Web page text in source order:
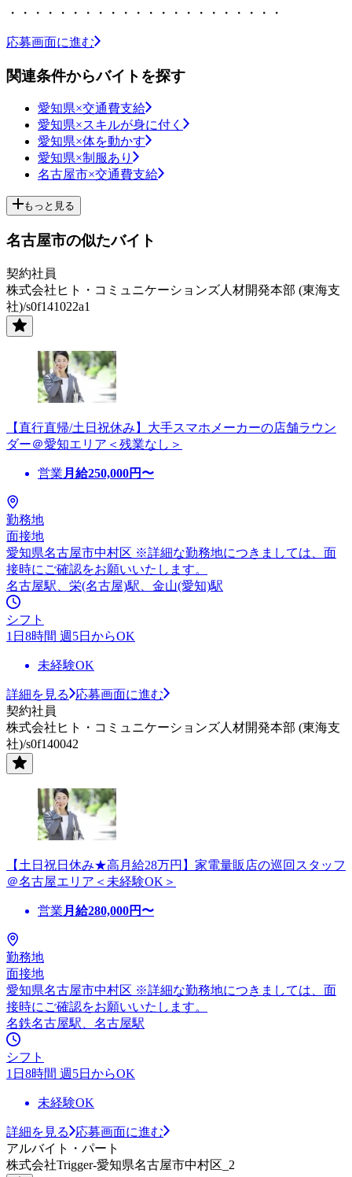
・・・・・・・・・・・・・・・・・・・・・・
応募画面に進む
関連条件からバイトを探す
愛知県×交通費支給
愛知県×スキルが身に付く
愛知県×体を動かす
愛知県×制服あり
名古屋市×交通費支給
もっと見る
名古屋市の似たバイト
契約社員
株式会社ヒト・コミュニケーションズ人材開発本部 (東海支
社)/s0f141022a1
【直行直帰/土日祝休み】大手スマホメーカーの店舗ラウン
ダー＠愛知エリア＜残業なし＞
営業 月給250,000円〜
勤務地
面接地
愛知県名古屋市中村区 ※詳細な勤務地につきましては、面
接時にご確認をお願いいたします。
名古屋駅、栄(名古屋)駅、金山(愛知)駅
シフト
1日8時間 週5日からOK
未経験OK
詳細を見る
応募画面に進む
契約社員
株式会社ヒト・コミュニケーションズ人材開発本部 (東海支
社)/s0f140042
【土日祝日休み★高月給28万円】家電量販店の巡回スタッフ
＠名古屋エリア＜未経験OK＞
営業 月給280,000円〜
勤務地
面接地
愛知県名古屋市中村区 ※詳細な勤務地につきましては、面
接時にご確認をお願いいたします。
名鉄名古屋駅、名古屋駅
シフト
1日8時間 週5日からOK
未経験OK
詳細を見る
応募画面に進む
アルバイト・パート
株式会社Trigger-愛知県名古屋市中村区_2